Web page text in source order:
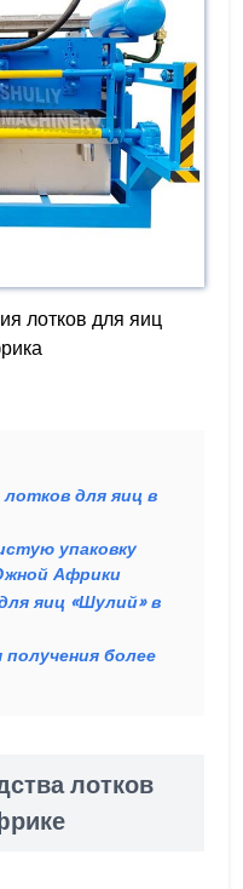
лотков для яиц
для яиц в
упаковку
Африки
яиц «Шулий» в
получения более
лотков